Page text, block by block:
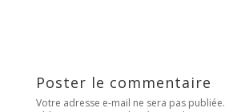
Poster le commentaire
Votre adresse e-mail ne sera pas publiée.